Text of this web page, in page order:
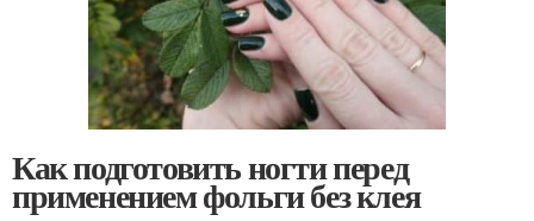
Как подготовить ногти перед
применением фольги без клея